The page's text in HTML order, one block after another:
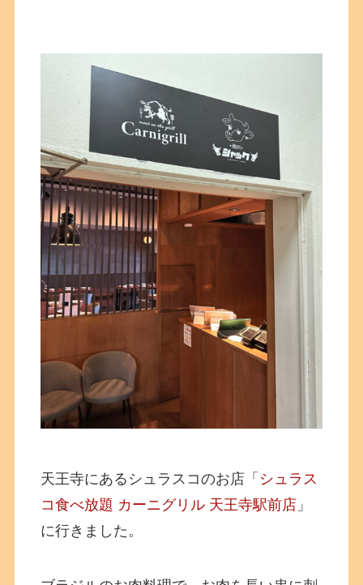
天王寺にあるシュラスコのお店「 シュラス
コ食べ放題 カーニグリル 天王寺駅前店 」
に行きました。